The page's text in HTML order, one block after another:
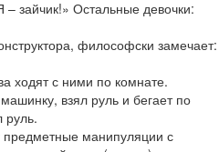
зайчик!» Остальные девочки:
философски замечает:
ходят с ними по комнате.
взял руль и бегает по
руль.
предметные манипуляции с